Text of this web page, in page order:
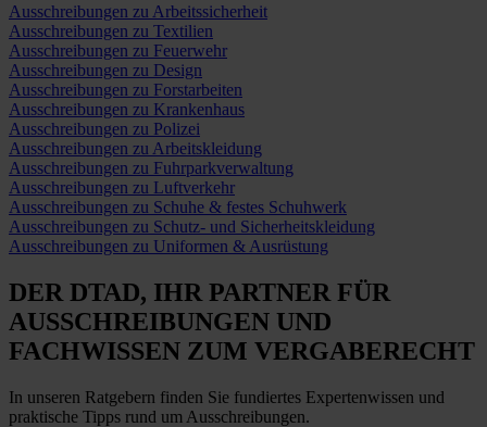
Ausschreibungen zu Arbeitssicherheit
Ausschreibungen zu Textilien
Ausschreibungen zu Feuerwehr
Ausschreibungen zu Design
Ausschreibungen zu Forstarbeiten
Ausschreibungen zu Krankenhaus
Ausschreibungen zu Polizei
Ausschreibungen zu Arbeitskleidung
Ausschreibungen zu Fuhrparkverwaltung
Ausschreibungen zu Luftverkehr
Ausschreibungen zu Schuhe & festes Schuhwerk
Ausschreibungen zu Schutz- und Sicherheitskleidung
Ausschreibungen zu Uniformen & Ausrüstung
DER DTAD, IHR PARTNER FÜR
AUSSCHREIBUNGEN UND
FACHWISSEN ZUM VERGABERECHT
In unseren Ratgebern finden Sie fundiertes Expertenwissen und
praktische Tipps rund um Ausschreibungen.